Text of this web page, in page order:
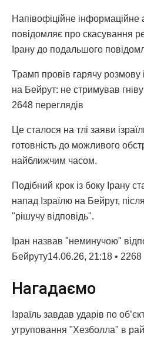
Напівофіційне інформаційне
повідомляє про скасування
Ірану до подальшого
Трамп провів гарячу розмову
на Бейрут: не стримував
2648 переглядiв
Це сталося на тлі заяви
готовність до можливого
найближчим часом.
Подібний крок із боку Ірану
напад Ізраїлю на Бейрут,
"рішучу відповідь".
Іран назвав "неминучою"
Бейруту14.06.26, 21:18 •
Нагадаємо
Ізраїль завдав ударів по
угруповання "Хезболла" в